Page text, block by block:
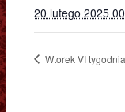
20 lutego 2025
Wtorek VI